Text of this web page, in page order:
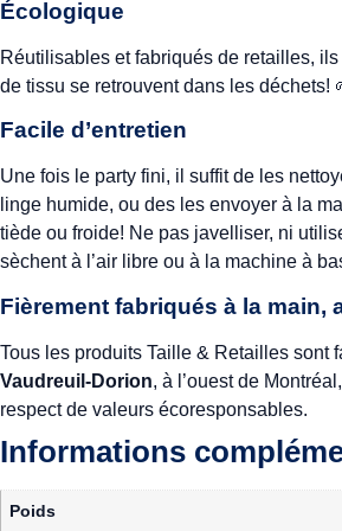
Écologique
Réutilisables et fabriqués de retailles,
de tissu se retrouvent dans les déchets!
Facile d’entretien
Une fois le party fini, il suffit de les
linge humide, ou des les envoyer à la
tiède ou froide! Ne pas javelliser, ni
sèchent à l’air libre ou à la machine à
Fièrement fabriqués à la main,
Tous les produits Taille & Retailles sont
Vaudreuil-Dorion, à l’ouest de
respect de valeurs écoresponsables.
Informations
Poids